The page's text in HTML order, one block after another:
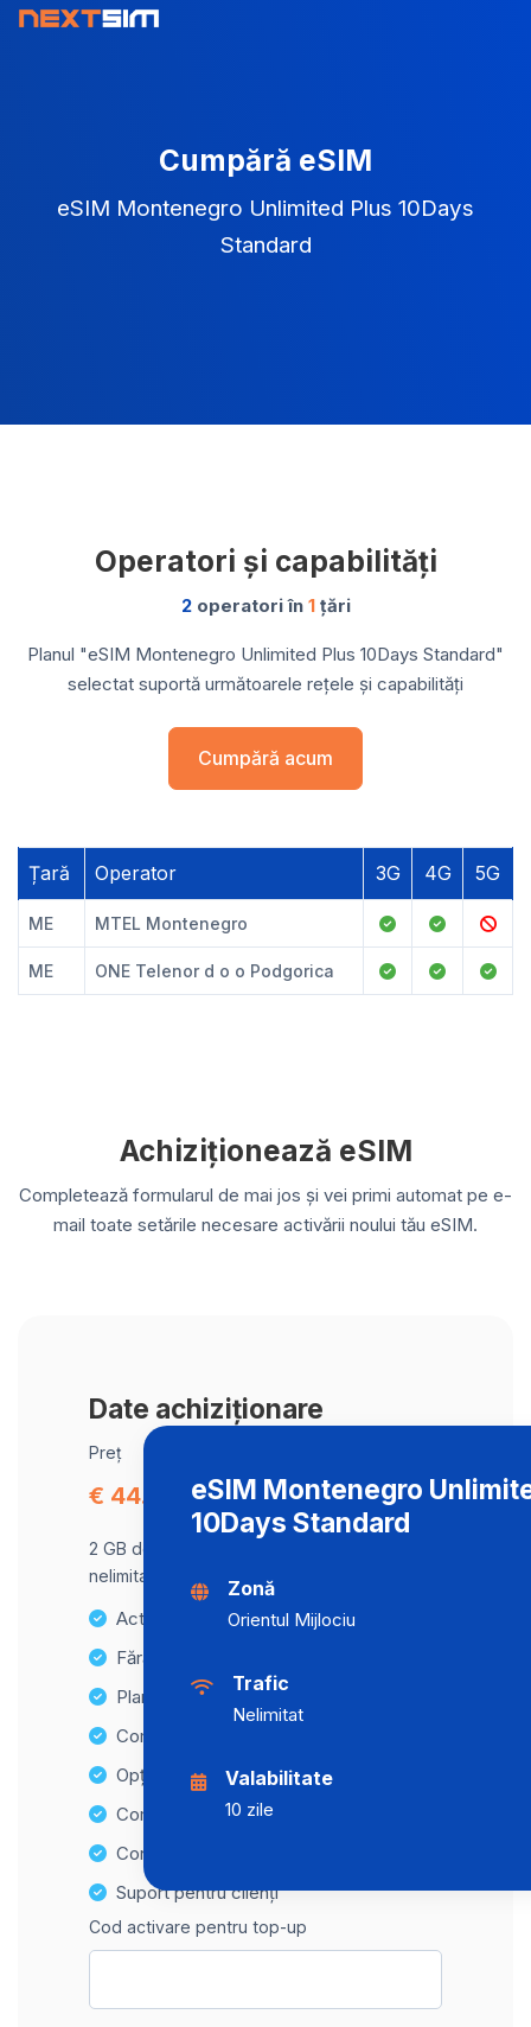
Cumpără eSIM
eSIM Montenegro Unlimited Plus 10Days
Standard
Operatori și capabilități
2operatori în 1țări
Planul "eSIM Montenegro Unlimited Plus 10Days Standard"
selectat suportă următoarele rețele și capabilități
Cumpără acum
Țară Operator 3G 4G 5G
ME MTEL Montenegro
ME ONE Telenor d o o Podgorica
Achiziționează eSIM
Completează formularul de mai jos și vei primi automat pe e-
mail toate setările necesare activării noului tău eSIM.
Date achiziționare
Preț
€ 44.72
2 GB de date la viteză maximă, apoi trafic
nelimitat la o viteză de 2 Mbps .
Activare instantanee
Fără taxe ascunse
Planuri de date nelimitate
Compatibilitate cu multiple dispozitive
Opțiuni de reîncărcare ușoară
Compatibilitate Hotspot
Configurare sigură și fără complicații
Suport pentru clienți
Cod activare pentru top-up
eSIM Montenegro
10Days Standard
Zonă
Orientul Mijlociu
Trafic
Nelimitat
Valabilitate
10 zile